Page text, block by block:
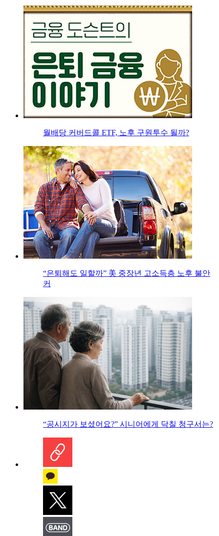
월배당 커버드콜 ETF, 노후 구원투수 될까?
“은퇴해도 일할까” 美 중장년 고소득층 노후 불안
커
“공시지가 보셨어요?” 시니어에게 닥칠 청구서는?